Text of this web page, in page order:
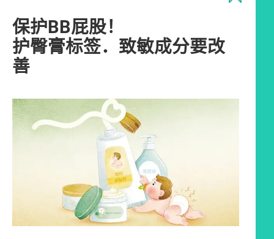
保护BB屁股！
护臀膏标签．致敏成分要改
善